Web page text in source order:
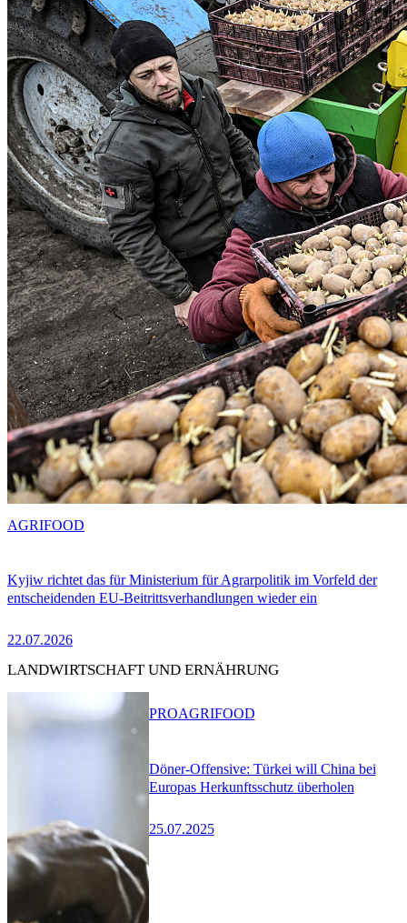
Kyjiw richtet das für Ministerium für Agrarpolitik im Vorfeld der
entscheidenden EU-Beitrittsverhandlungen wieder ein
22.07.2026
AGRIFOOD
LANDWIRTSCHAFT UND ERNÄHRUNG
Döner-Offensive: Türkei will China bei
Europas Herkunftsschutz überholen
25.07.2025
PROAGRIFOOD